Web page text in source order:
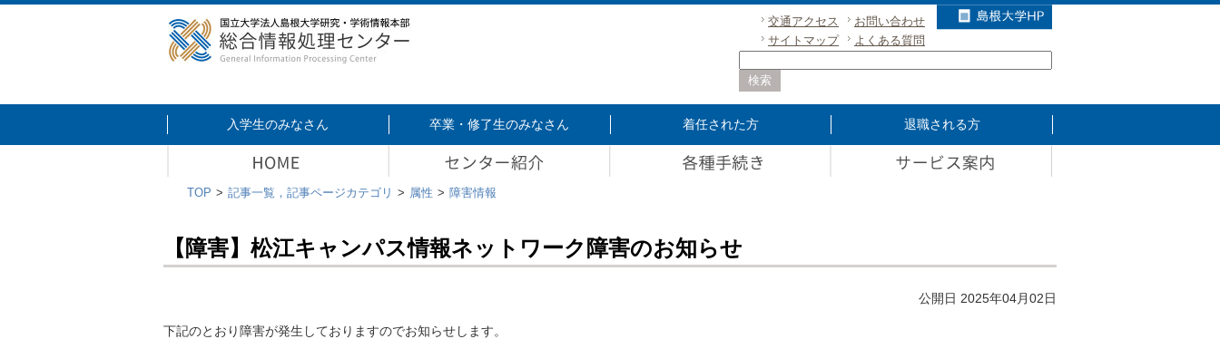
交通アクセス
お問い合わせ
サイトマップ
よくある質問
入学生のみなさん 卒業・修了生のみなさん 着任された方 退職される方
TOP 記事一覧，記事ページカテゴリ 属性 障害情報
【障害】松江キャンパス情報ネットワーク障害のお知らせ
公開日 2025年04月02日
下記のとおり障害が発生しておりますのでお知らせします。